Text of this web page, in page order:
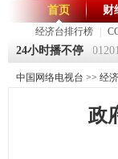
首页
经济台排行榜
财
24小时播不停
《第一时间》
中国网络电视台 >> 经
政